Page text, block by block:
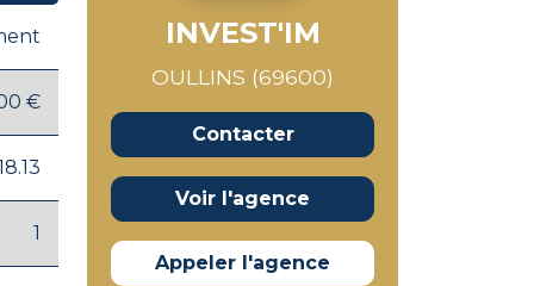
€
1
INVEST'IM
OULLINS (69600)
Contacter
Voir l'agence
Appeler l'agence